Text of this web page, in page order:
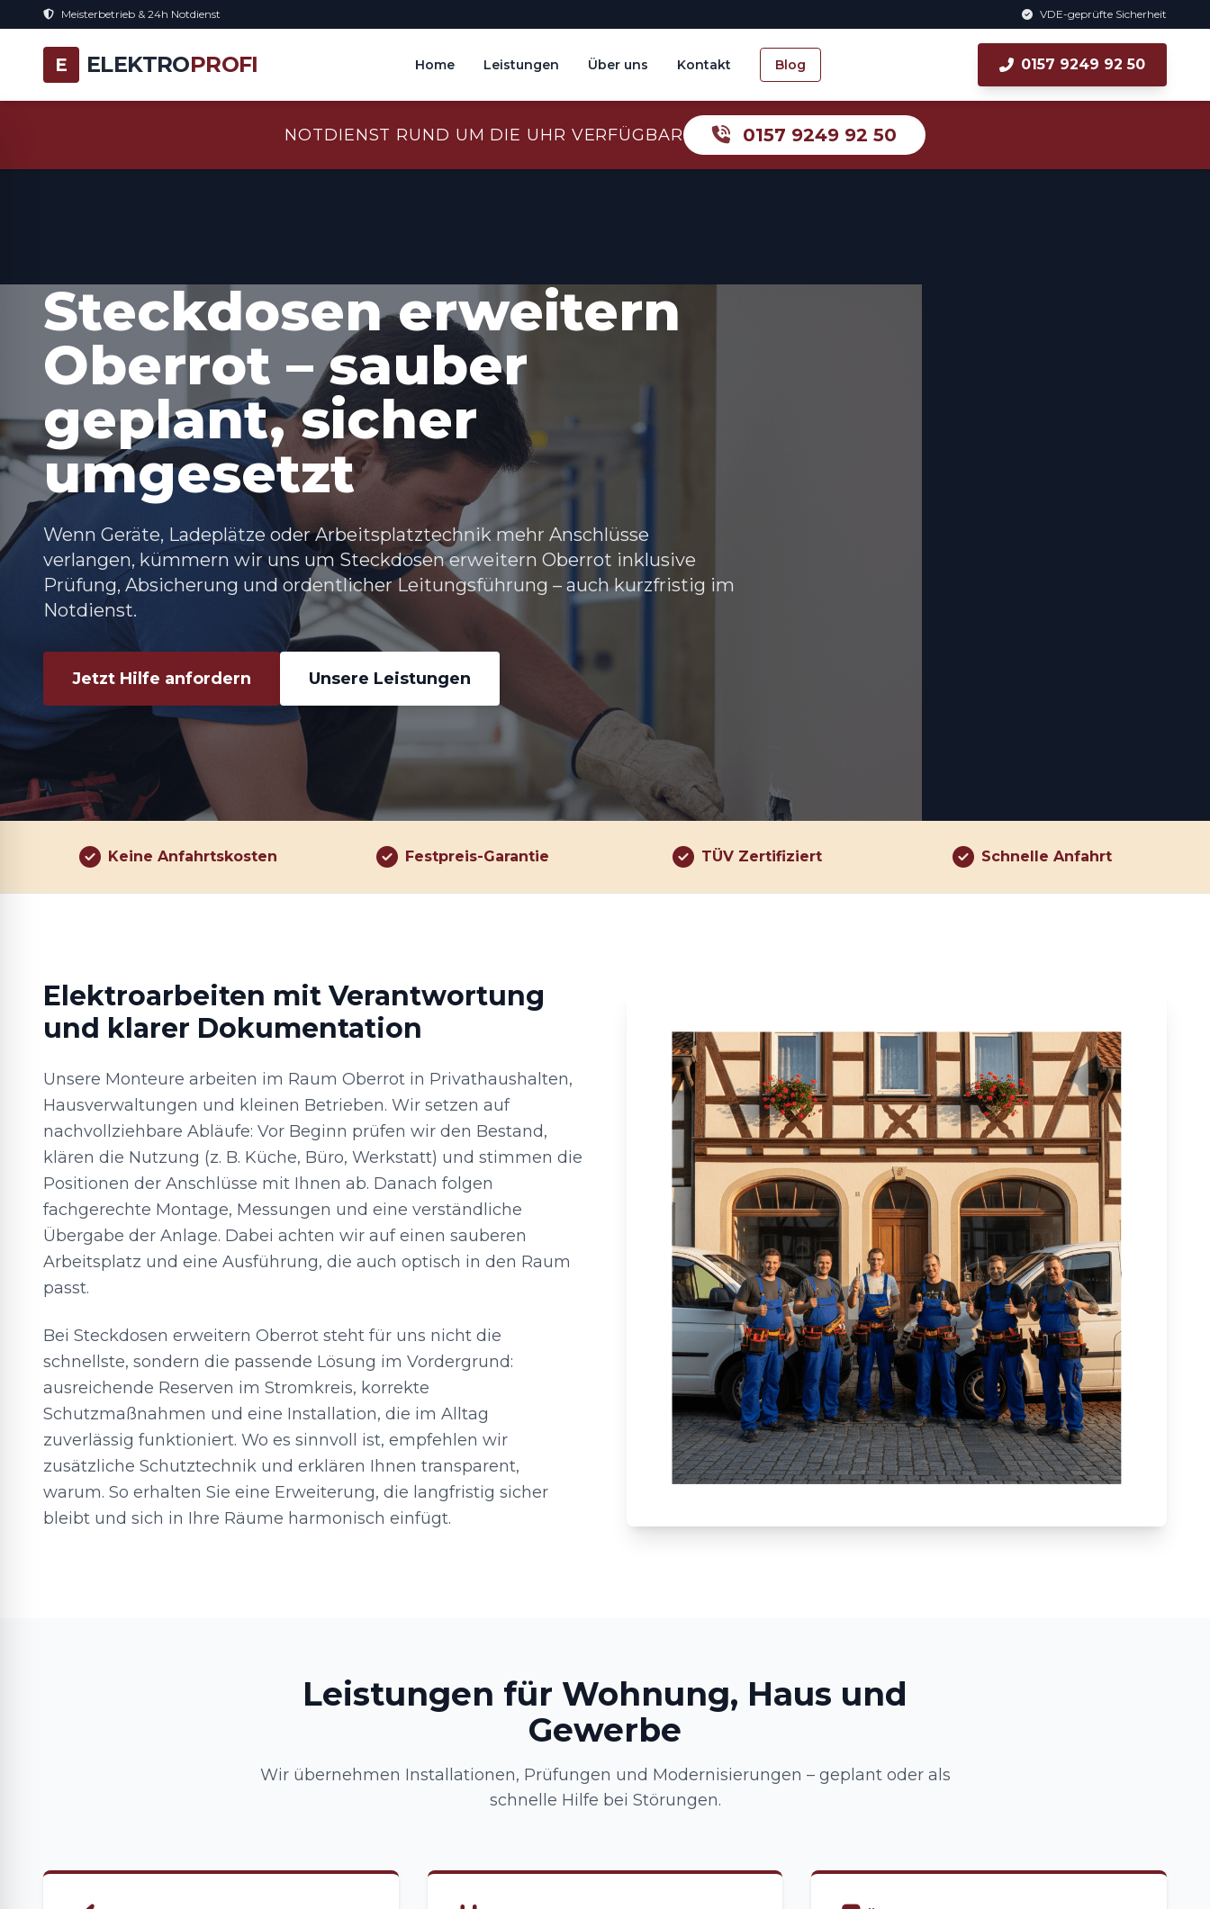
Meisterbetrieb & 24h Notdienst VDE-geprüfte Sicherheit
E ELEKTROPROFI Home Leistungen Über uns Kontakt Blog 0157 9249 92 50
NOTDIENST RUND UM DIE UHR VERFÜGBAR 0157 9249 92 50
Steckdosen erweitern
Oberrot – sauber
geplant, sicher
umgesetzt
Wenn Geräte, Ladeplätze oder Arbeitsplatztechnik mehr Anschlüsse
verlangen, kümmern wir uns um Steckdosen erweitern Oberrot inklusive
Prüfung, Absicherung und ordentlicher Leitungsführung – auch kurzfristig im
Notdienst.
Jetzt Hilfe anfordern Unsere Leistungen
Keine Anfahrtskosten Festpreis-Garantie TÜV Zertifiziert Schnelle Anfahrt
Elektroarbeiten mit Verantwortung
und klarer Dokumentation
Unsere Monteure arbeiten im Raum Oberrot in Privathaushalten,
Hausverwaltungen und kleinen Betrieben. Wir setzen auf
nachvollziehbare Abläufe: Vor Beginn prüfen wir den Bestand,
klären die Nutzung (z. B. Küche, Büro, Werkstatt) und stimmen die
Positionen der Anschlüsse mit Ihnen ab. Danach folgen
fachgerechte Montage, Messungen und eine verständliche
Übergabe der Anlage. Dabei achten wir auf einen sauberen
Arbeitsplatz und eine Ausführung, die auch optisch in den Raum
passt.
Bei Steckdosen erweitern Oberrot steht für uns nicht die
schnellste, sondern die passende Lösung im Vordergrund:
ausreichende Reserven im Stromkreis, korrekte
Schutzmaßnahmen und eine Installation, die im Alltag
zuverlässig funktioniert. Wo es sinnvoll ist, empfehlen wir
zusätzliche Schutztechnik und erklären Ihnen transparent,
warum. So erhalten Sie eine Erweiterung, die langfristig sicher
bleibt und sich in Ihre Räume harmonisch einfügt.
Leistungen für Wohnung, Haus und
Gewerbe
Wir übernehmen Installationen, Prüfungen und Modernisierungen – geplant oder als
schnelle Hilfe bei Störungen.